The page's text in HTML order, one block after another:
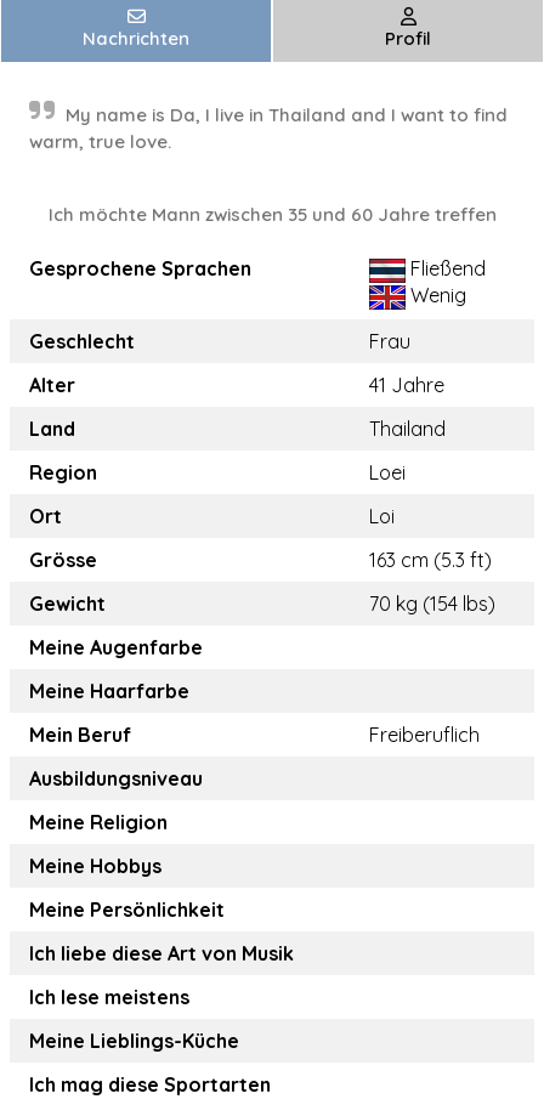
Nachrichten Profil
My name is Da, I live in Thailand and I want to find
warm, true love.
Ich möchte Mann zwischen 35 und 60 Jahre treffen
Gesprochene Sprachen
Fließend
Wenig
Geschlecht
Frau
Alter
41 Jahre
Land
Thailand
Region
Loei
Ort
Loi
Grösse
163 cm (5.3 ft)
Gewicht
70 kg (154 lbs)
Meine Augenfarbe
Meine Haarfarbe
Mein Beruf
Freiberuflich
Ausbildungsniveau
Meine Religion
Meine Hobbys
Meine Persönlichkeit
Ich liebe diese Art von Musik
Ich lese meistens
Meine Lieblings-Küche
Ich mag diese Sportarten